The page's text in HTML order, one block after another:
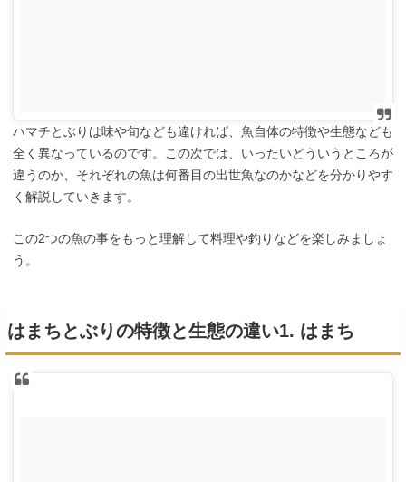
ハマチとぶりは味や旬なども違ければ、魚自体の特徴や生態なども
全く異なっているのです。この次では、いったいどういうところが
違うのか、それぞれの魚は何番目の出世魚なのかなどを分かりやす
く解説していきます。
この2つの魚の事をもっと理解して料理や釣りなどを楽しみましょ
う。
はまちとぶりの特徴と生態の違い1. はまち